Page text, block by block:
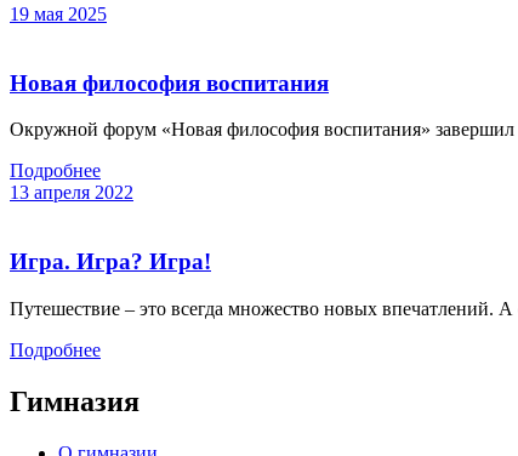
19 мая 2025
Новая философия воспитания
Окружной форум «Новая философия воспитания» завершил
Подробнее
13 апреля 2022
Игра. Игра? Игра!
Путешествие – это всегда множество новых впечатлений.
Подробнее
Гимназия